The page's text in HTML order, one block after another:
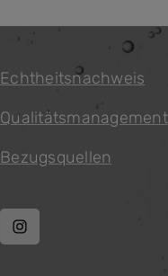
Echtheitsnachweis
Qualitätsmanagement
Bezugsquellen